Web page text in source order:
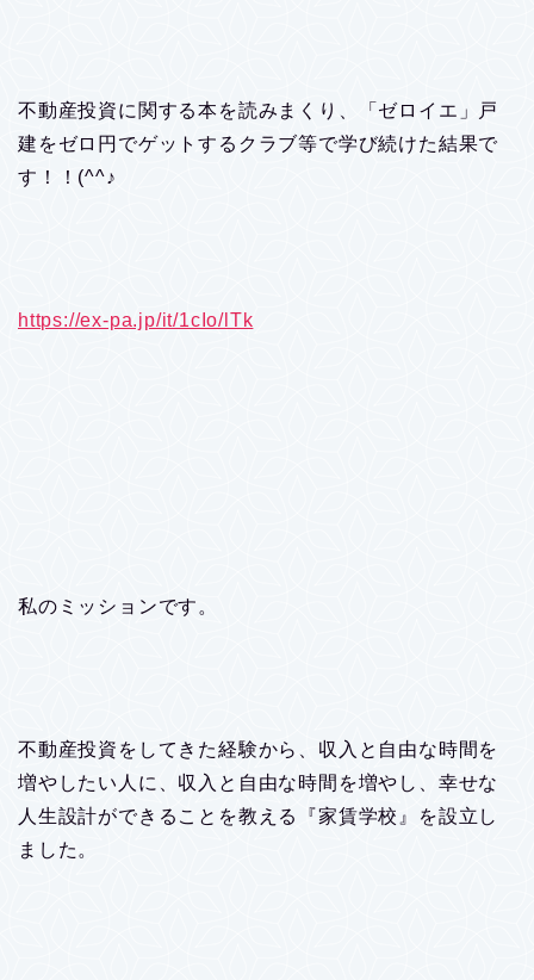
不動産投資に関する本を読みまくり、「ゼロイエ」戸
建をゼロ円でゲットするクラブ等で学び続けた結果で
す！！(^^♪
https://ex-pa.jp/it/1cIo/lTk
私のミッションです。
不動産投資をしてきた経験から、収入と自由な時間を
増やしたい人に、収入と自由な時間を増やし、幸せな
人生設計ができることを教える『家賃学校』を設立し
ました。